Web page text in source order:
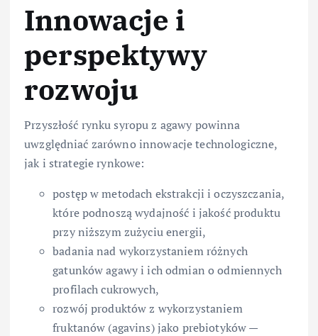
Innowacje i
perspektywy
rozwoju
Przyszłość rynku syropu z agawy powinna
uwzględniać zarówno innowacje technologiczne,
jak i strategie rynkowe:
postęp w metodach ekstrakcji i oczyszczania,
które podnoszą wydajność i jakość produktu
przy niższym zużyciu energii,
badania nad wykorzystaniem różnych
gatunków agawy i ich odmian o odmiennych
profilach cukrowych,
rozwój produktów z wykorzystaniem
fruktanów (agavins) jako prebiotyków —